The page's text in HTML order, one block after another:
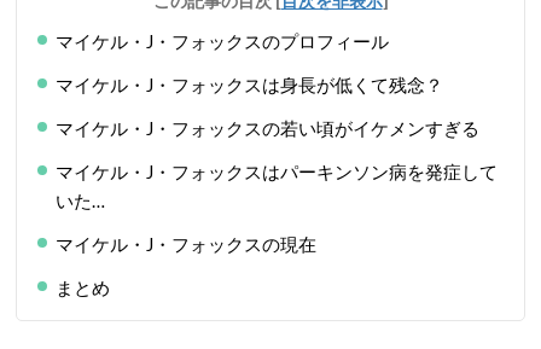
マイケル・J・フォックスのプロフィール
マイケル・J・フォックスは身長が低くて残念？
マイケル・J・フォックスの若い頃がイケメンすぎる
マイケル・J・フォックスはパーキンソン病を発症して
いた…
マイケル・J・フォックスの現在
まとめ